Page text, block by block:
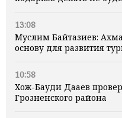
13:08
Муслим Байтазиев:
основу для развития
10:58
Хож-Бауди Дааев
Грозненского района